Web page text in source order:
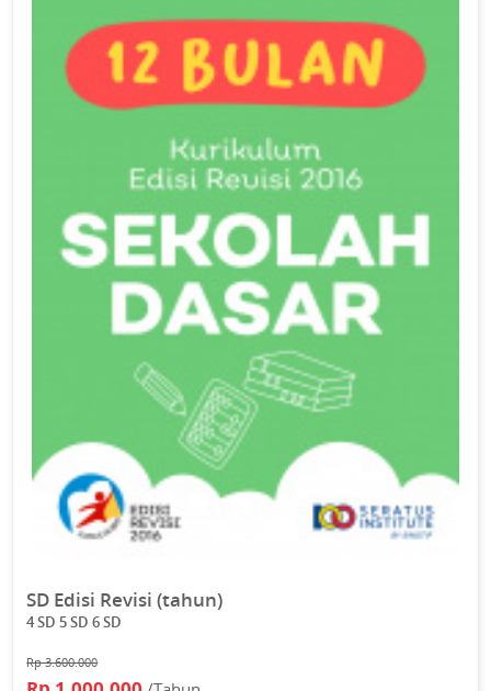
SD Edisi Revisi (tahun)
4 SD 5 SD 6 SD
Rp 3.600.000